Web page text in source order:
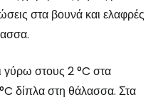
στα βουνά και ελαφρές
γύρω στους 2 °C στα
δίπλα στη θάλασσα. Στα